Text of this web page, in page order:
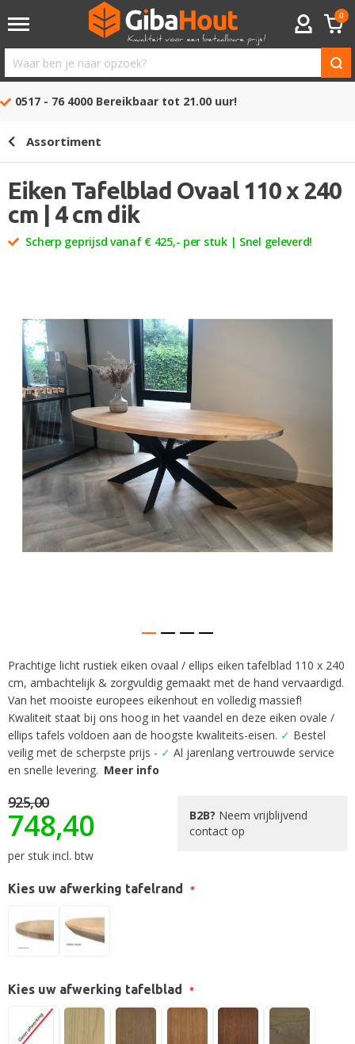
ACCOUNT
0
Waar
ben
opzoek?
0517 - 76 4000 Bereikbaar tot 21.00 uur!
Assortiment
Eiken Tafelblad Ovaal 110 x 240
cm | 4 cm dik
Scherp geprijsd vanaf € 425,- per stuk | Snel geleverd!
einde
van
afbeeldingen-
gallerij
Ga
naar
het
begin
van
de
afbeeldingen-
gallerij
Prachtige licht rustiek eiken ovaal / ellips eiken tafelblad 110 x 240
cm, ambachtelijk & zorgvuldig gemaakt met de hand vervaardigd.
Van het mooiste europees eikenhout en volledig massief!
Kwaliteit staat bij ons hoog in het vaandel en deze eiken ovale /
ellips tafels voldoen aan de hoogste kwaliteits-eisen. ✓ Bestel
veilig met de scherpste prijs - ✓ Al jarenlang vertrouwde service
en snelle levering. Meer info
925,00
748,40
per stuk incl. btw
B2B? Neem vrijblijvend
contact op
Kies uw afwerking tafelrand
Kies uw afwerking tafelblad